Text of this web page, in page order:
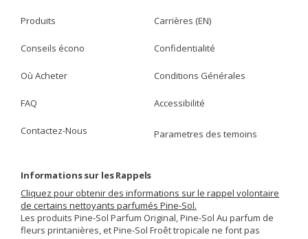
Produits
Conseils écono
Où Acheter
FAQ
Contactez-Nous
Carrières (EN)
Confidentialité
Conditions Générales
Accessibilité
Parametres des temoins
Informations sur les Rappels
Cliquez pour obtenir des informations sur le rappel volontaire
de certains nettoyants parfumés Pine-Sol.
Les produits Pine-Sol Parfum Original, Pine-Sol Au parfum de
fleurs printanières, et Pine-Sol Froêt tropicale ne font pas